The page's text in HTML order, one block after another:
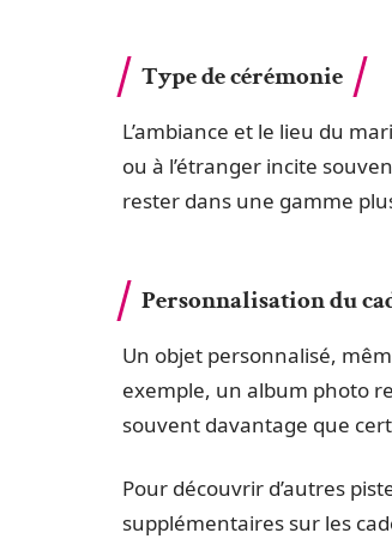
Type de cérémonie
L’ambiance et le lieu du
ou à l’étranger incite
rester dans une gamme
Personnalisation du
Un objet personnalisé,
exemple, un album photo
souvent davantage que
Pour découvrir d’autres
supplémentaires sur les